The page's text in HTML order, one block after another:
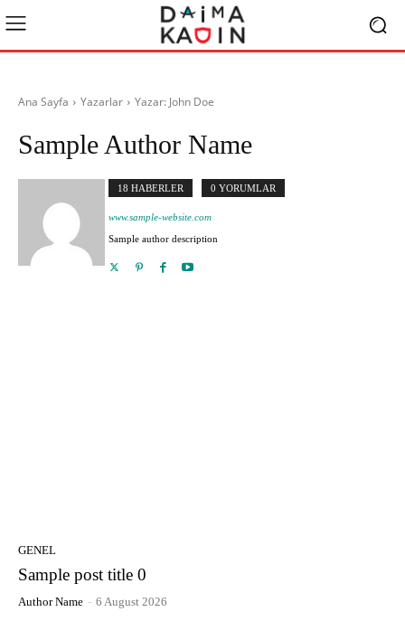
Ana Sayfa Yazarlar Yazar: John Doe
Sample Author Name
18 HABERLER 0 YORUMLAR
www.sample-website.com
Sample author description
GENEL
Sample post title 0
Author Name - 6 August 2026